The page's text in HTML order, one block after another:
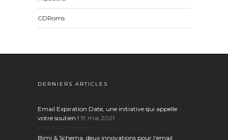
CDRoms
DERNIERS ARTICLES
Email Expiration Date, une initiative qui appelle
votre soutien ! 19 mai 2021
Bimi & Schema, deux innovations pour l’email